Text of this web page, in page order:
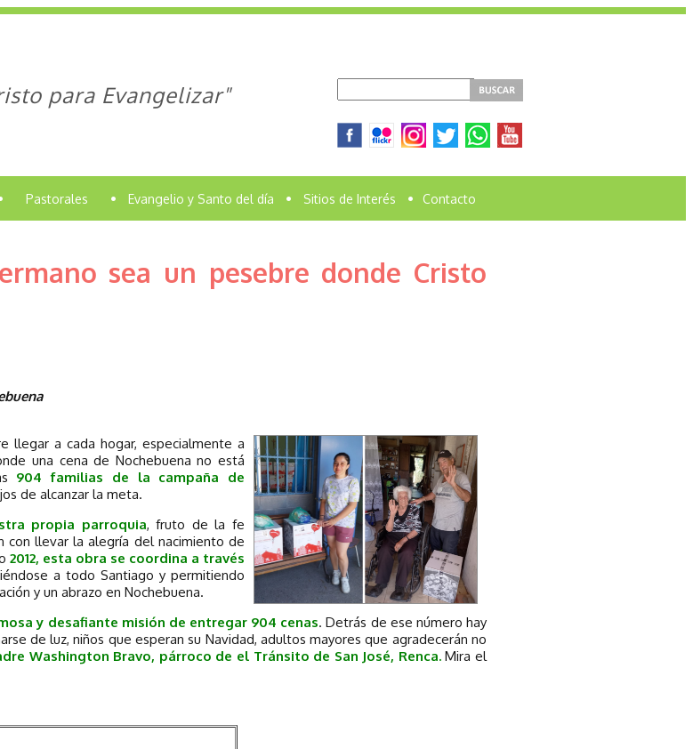
para Evangelizar"
Pastorales • Evangelio y Santo del día • Sitios de Interés • Contacto
sea un pesebre donde Cristo
llegar a cada hogar, especialmente a
una cena de Nochebuena no está
904 familias de la campaña de
de alcanzar la meta.
propia parroquia, fruto de la fe
con llevar la alegría del nacimiento de
2012, esta obra se coordina a través
a todo Santiago y permitiendo
y un abrazo en Nochebuena.
y desafiante misión de entregar 904 cenas. Detrás de ese número hay
de luz, niños que esperan su Navidad, adultos mayores que agradecerán no
Washington Bravo, párroco de el Tránsito de San José, Renca.Mira el